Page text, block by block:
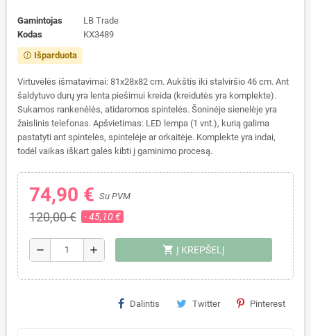
Gamintojas
LB Trade
Kodas
KX3489
error_outline Išparduota
Virtuvėlės išmatavimai: 81x28x82 cm. Aukštis iki stalviršio 46 cm. Ant
šaldytuvo durų yra lenta piešimui kreida (kreidutės yra komplekte).
Sukamos rankenėlės, atidaromos spintelės. Šoninėje sienelėje yra
žaislinis telefonas. Apšvietimas: LED lempa (1 vnt.), kurią galima
pastatyti ant spintelės, spintelėje ar orkaitėje. Komplekte yra indai,
todėl vaikas iškart galės kibti į gaminimo procesą.
74,90 € Su PVM
120,00 € - 45,10 €
remove add shopping_cart Į KREPŠELĮ
Dalintis Twitter Pinterest